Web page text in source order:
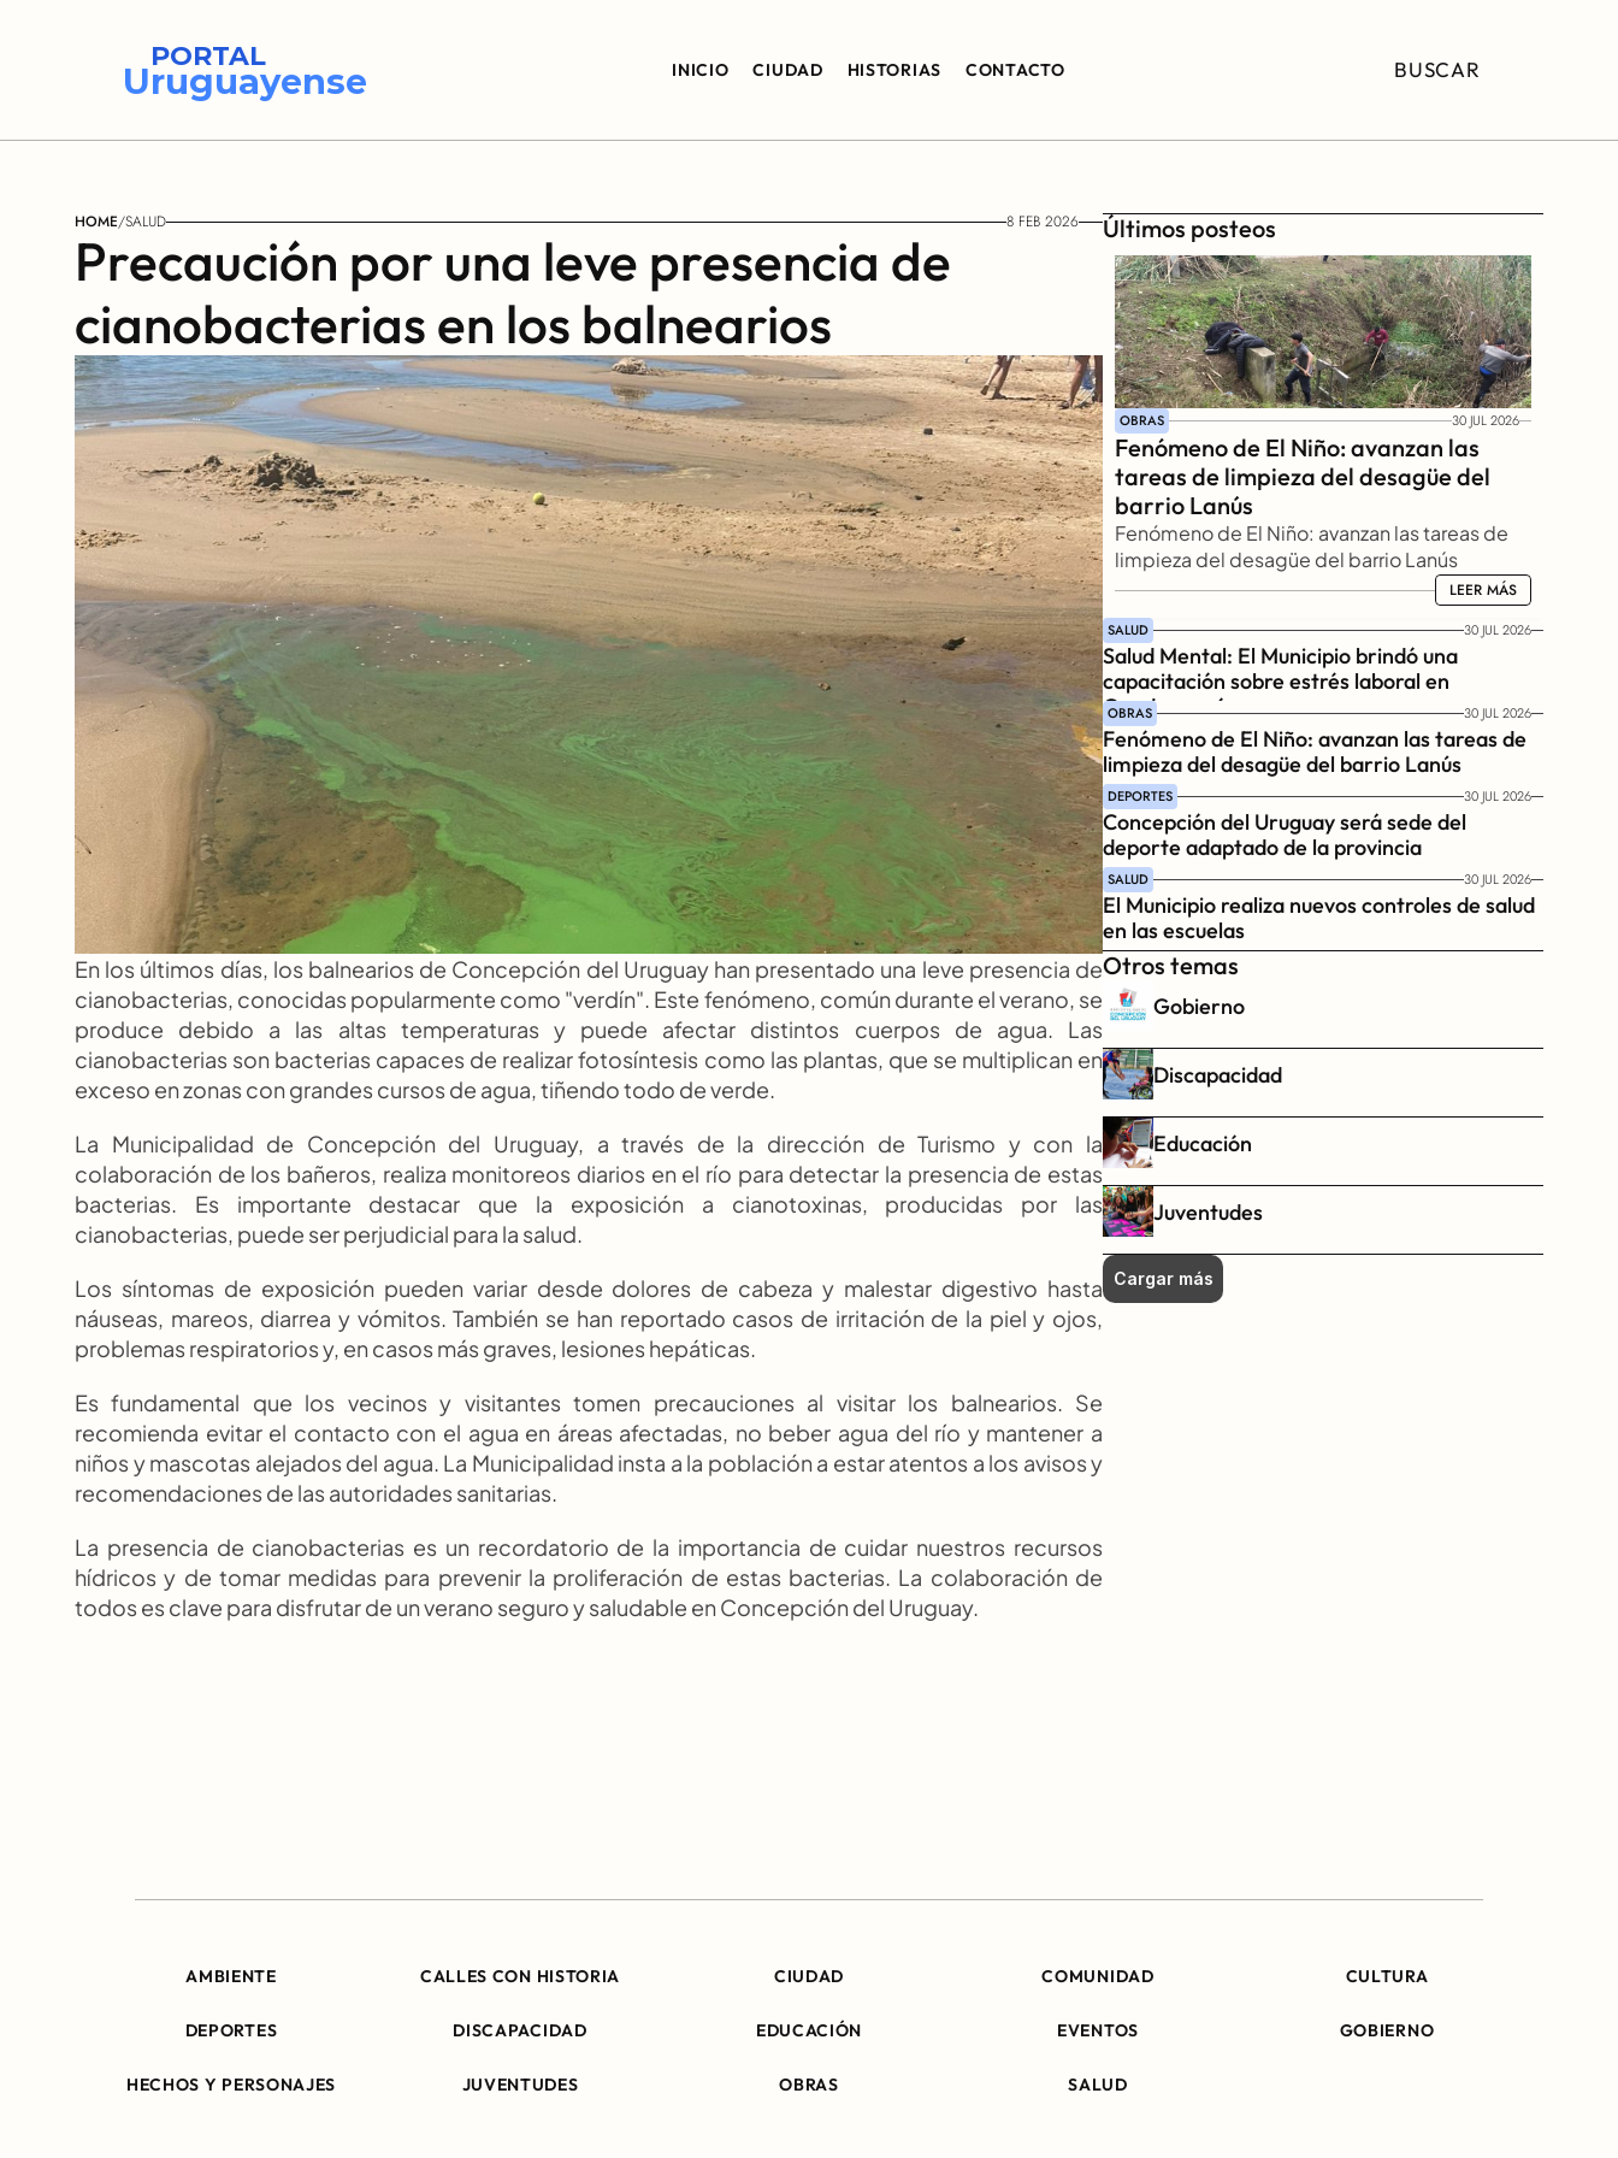
PORTAL
Uruguayense INICIO CIUDAD HISTORIAS CONTACTO BUSCAR
HOME/SALUD 8 FEB 2026
Precaución por una leve presencia de
cianobacterias en los balnearios
En los últimos días, los balnearios de Concepción del Uruguay han presentado una leve presencia de
cianobacterias, conocidas popularmente como "verdín". Este fenómeno, común durante el verano, se
produce debido a las altas temperaturas y puede afectar distintos cuerpos de agua. Las
cianobacterias son bacterias capaces de realizar fotosíntesis como las plantas, que se multiplican en
exceso en zonas con grandes cursos de agua, tiñendo todo de verde.
La Municipalidad de Concepción del Uruguay, a través de la dirección de Turismo y con la
colaboración de los bañeros, realiza monitoreos diarios en el río para detectar la presencia de estas
bacterias. Es importante destacar que la exposición a cianotoxinas, producidas por las
cianobacterias, puede ser perjudicial para la salud.
Los síntomas de exposición pueden variar desde dolores de cabeza y malestar digestivo hasta
náuseas, mareos, diarrea y vómitos. También se han reportado casos de irritación de la piel y ojos,
problemas respiratorios y, en casos más graves, lesiones hepáticas.
Es fundamental que los vecinos y visitantes tomen precauciones al visitar los balnearios. Se
recomienda evitar el contacto con el agua en áreas afectadas, no beber agua del río y mantener a
niños y mascotas alejados del agua. La Municipalidad insta a la población a estar atentos a los avisos y
recomendaciones de las autoridades sanitarias.
La presencia de cianobacterias es un recordatorio de la importancia de cuidar nuestros recursos
hídricos y de tomar medidas para prevenir la proliferación de estas bacterias. La colaboración de
todos es clave para disfrutar de un verano seguro y saludable en Concepción del Uruguay.
Últimos posteos
OBRAS 30 JUL 2026
Fenómeno de El Niño: avanzan las
tareas de limpieza del desagüe del
barrio Lanús
Fenómeno de El Niño: avanzan las tareas de
limpieza del desagüe del barrio Lanús
LEER MÁS
LEER MÁS
SALUD 30 JUL 2026
Salud Mental: El Municipio brindó una
capacitación sobre estrés laboral en
Gendarmería
OBRAS 30 JUL 2026
Fenómeno de El Niño: avanzan las tareas de
limpieza del desagüe del barrio Lanús
DEPORTES 30 JUL 2026
Concepción del Uruguay será sede del
deporte adaptado de la provincia
SALUD 30 JUL 2026
El Municipio realiza nuevos controles de salud
en las escuelas
Otros temas
Gobierno
Discapacidad
Educación
Juventudes
Cargar más
AMBIENTE CALLES CON HISTORIA CIUDAD COMUNIDAD CULTURA
DEPORTES DISCAPACIDAD EDUCACIÓN EVENTOS GOBIERNO
HECHOS Y PERSONAJES JUVENTUDES OBRAS SALUD